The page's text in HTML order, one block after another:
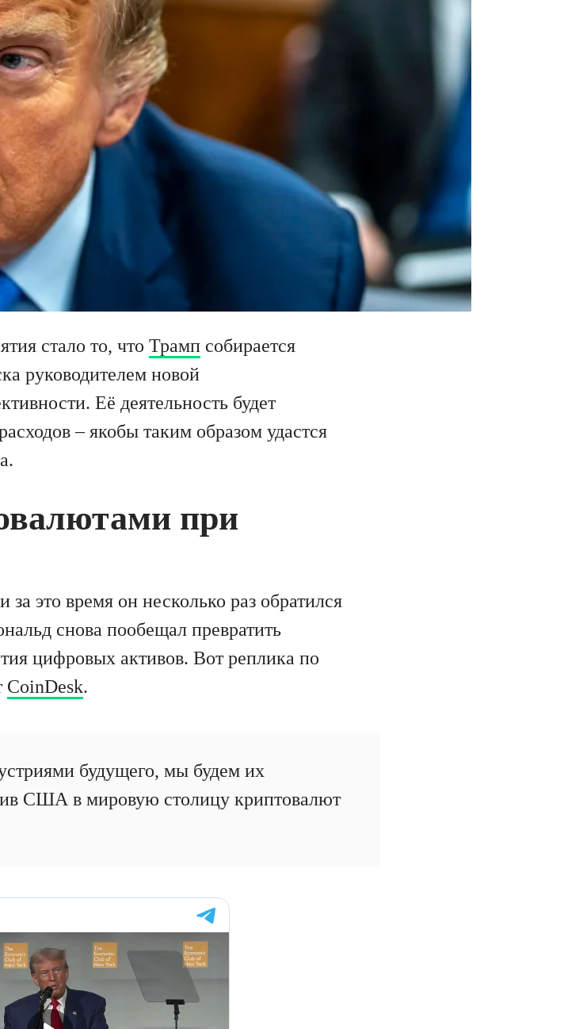
стало то, что Трамп собирается
руководителем новой
Её деятельность будет
– якобы таким образом удастся
при
это время он несколько раз обратился
снова пообещал превратить
цифровых активов. Вот реплика по
CoinDesk.
будущего, мы будем их
США в мировую столицу криптовалют